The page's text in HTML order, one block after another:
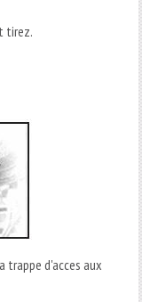
tirez.
d'acces aux